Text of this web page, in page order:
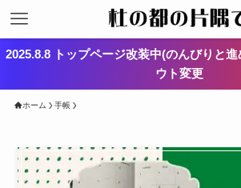
2025.8.8 トップページ改装中(のんびりと
ウト変更
ホーム 手帳